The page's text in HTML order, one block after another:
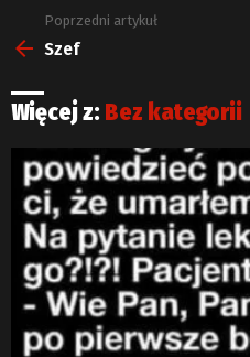
Zobacz
więcej
Poprzedni artykuł
Szef
Więcej z: Bez kategorii